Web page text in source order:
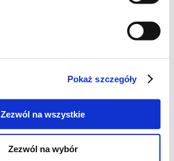
Pokaż szczegóły
Zezwól na wszystkie
Zezwól na wybór